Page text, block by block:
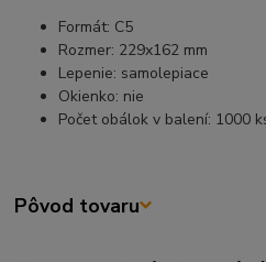
Formát: C5
Rozmer: 229x162 mm
Lepenie: samolepiace
Okienko: nie
Počet obálok v balení: 1000
Pôvod tovaru